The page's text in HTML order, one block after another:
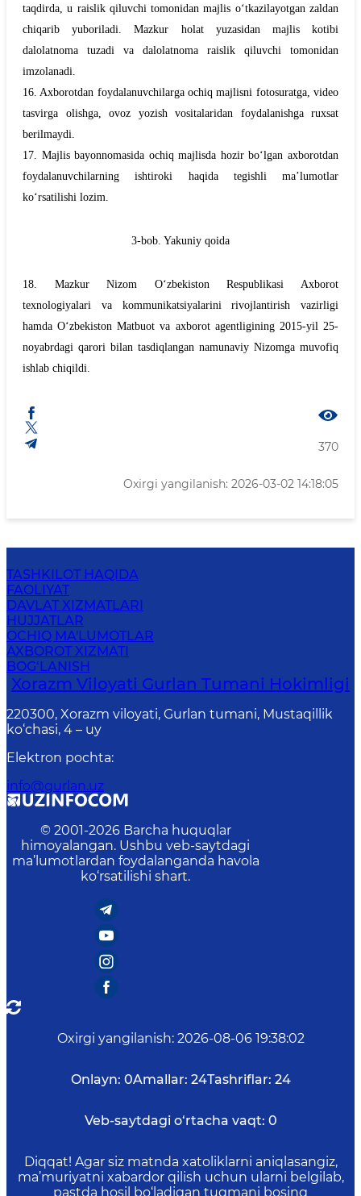
taqdirda, u raislik qiluvchi tomonidan majlis o‘tkazilayotgan zaldan
chiqarib yuboriladi. Mazkur holat yuzasidan majlis kotibi
dalolatnoma tuzadi va dalolatnoma raislik qiluvchi tomonidan
imzolanadi.
16. Axborotdan foydalanuvchilarga ochiq majlisni fotosuratga, video
tasvirga olishga, ovoz yozish vositalaridan foydalanishga ruxsat
berilmaydi.
17. Majlis bayonnomasida ochiq majlisda hozir bo‘lgan axborotdan
foydalanuvchilarning ishtiroki haqida tegishli ma’lumotlar
ko‘rsatilishi lozim.
3-bob. Yakuniy qoida
18. Mazkur Nizom O‘zbekiston Respublikasi Axborot
texnologiyalari va kommunikatsiyalarini rivojlantirish vazirligi
hamda O‘zbekiston Matbuot va axborot agentligining 2015-yil 25-
noyabrdagi qarori bilan tasdiqlangan namunaviy Nizomga muvofiq
ishlab chiqildi.
370
Oxirgi yangilanish: 2026-03-02 14:18:05
TASHKILOT HAQIDA
FAOLIYAT
DAVLAT XIZMATLARI
HUJJATLAR
OCHIQ MA'LUMOTLAR
AXBOROT XIZMATI
BOG‘LANISH
Xorazm Viloyati Gurlan Tumani Hokimligi
220300, Xorazm viloyati, Gurlan tumani, Mustaqillik
ko‘chasi, 4 – uy
Elektron pochta:
info@gurlan.uz
© 2001-2026 Barcha huquqlar
himoyalangan. Ushbu veb-saytdagi
ma’lumotlardan foydalanganda havola
ko‘rsatilishi shart.
Oxirgi yangilanish: 2026-08-06 19:38:02
Onlayn: 0Amallar: 24Tashriflar: 24
Veb-saytdagi o‘rtacha vaqt: 0
Diqqat! Agar siz matnda xatoliklarni aniqlasangiz,
ma’muriyatni xabardor qilish uchun ularni belgilab,
pastda hosil bo‘ladigan tugmani bosing